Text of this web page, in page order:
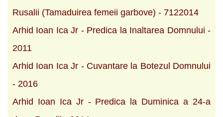
Rusalii (Tamaduirea femeii garbove) - 7122014
Arhid Ioan Ica Jr - Predica la Inaltarea Domnului -
2011
Arhid Ioan Ica Jr - Cuvantare la Botezul Domnului
- 2016
Arhid Ioan Ica Jr - Predica la Duminica a 24-a